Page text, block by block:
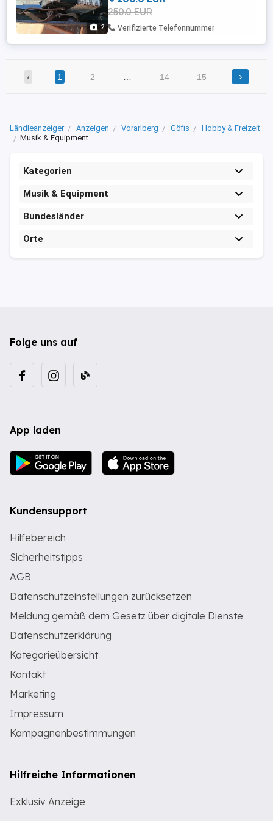
2
250.0 EUR
Verifizierte Telefonnummer
‹ 1 2 14 15 ›
Ländleanzeiger Anzeigen Vorarlberg Göfis
Hobby & Freizeit
Musik & Equipment
Kategorien
Musik & Equipment
Bundesländer
Orte
Folge uns auf
App laden
Kundensupport
Hilfebereich
Sicherheitstipps
AGB
Datenschutzeinstellungen zurücksetzen
Meldung gemäß dem Gesetz über digitale Dienste
Datenschutzerklärung
Kategorieübersicht
Kontakt
Marketing
Impressum
Kampagnenbestimmungen
Hilfreiche Informationen
Exklusiv Anzeige